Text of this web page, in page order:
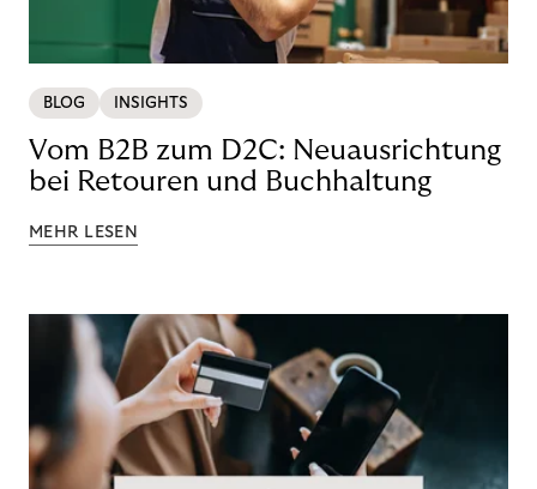
BLOG INSIGHTS
Vom B2B zum D2C: Neuausrichtung
bei Retouren und Buchhaltung
MEHR LESEN